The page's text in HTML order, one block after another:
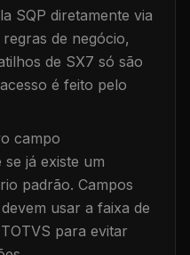
SQP diretamente via
de negócio,
de SX7 só são
é feito pelo
campo
já existe um
padrão. Campos
usar a faixa de
para evitar